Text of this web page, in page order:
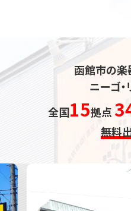
函館市の
ニーゴ
全国15拠点
無料